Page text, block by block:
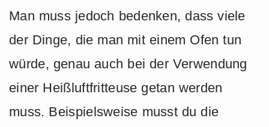
Man muss jedoch bedenken, dass viele
der Dinge, die man mit einem Ofen tun
würde, genau auch bei der Verwendung
einer Heißluftfritteuse getan werden
muss. Beispielsweise musst du die